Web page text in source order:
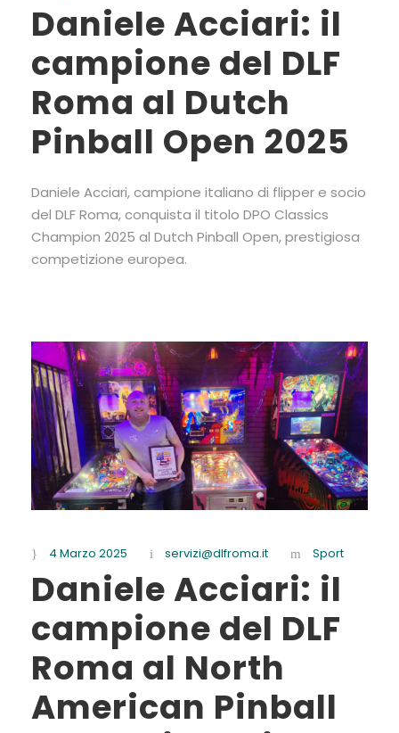
Daniele Acciari: il
campione del DLF
Roma al Dutch
Pinball Open 2025
Daniele Acciari, campione italiano di flipper e socio
del DLF Roma, conquista il titolo DPO Classics
Champion 2025 al Dutch Pinball Open, prestigiosa
competizione europea.
4 Marzo 2025 servizi@dlfroma.it Sport
Daniele Acciari: il
campione del DLF
Roma al North
American Pinball